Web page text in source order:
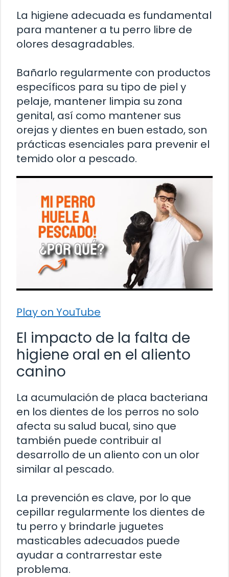
La higiene adecuada es fundamental
para mantener a tu perro libre de
olores desagradables.
Bañarlo regularmente con productos
específicos para su tipo de piel y
pelaje, mantener limpia su zona
genital, así como mantener sus
orejas y dientes en buen estado, son
prácticas esenciales para prevenir el
temido olor a pescado.
Play on YouTube
El impacto de la falta de
higiene oral en el aliento
canino
La acumulación de placa bacteriana
en los dientes de los perros no solo
afecta su salud bucal, sino que
también puede contribuir al
desarrollo de un aliento con un olor
similar al pescado.
La prevención es clave, por lo que
cepillar regularmente los dientes de
tu perro y brindarle juguetes
masticables adecuados puede
ayudar a contrarrestar este
problema.